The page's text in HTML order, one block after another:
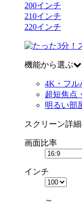
200インチ
210インチ
220インチ
機能から選ぶ
4K・フル
超短焦点
明るい部
スクリーン詳
画面比率
インチ
～